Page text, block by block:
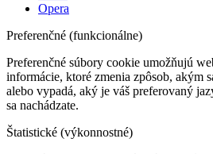
Opera
Preferenčné (funkcionálne)
Preferenčné súbory cookie umožňujú
informácie, ktoré zmenia zpôsob, akým
alebo vypadá, aký je váš preferovaný
sa nachádzate.
Štatistické (výkonnostné)